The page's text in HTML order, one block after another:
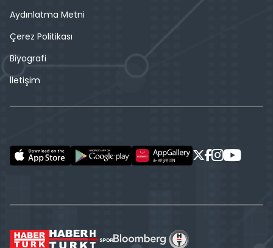
Aydınlatma Metni
Çerez Politikası
Biyografi
İletişim